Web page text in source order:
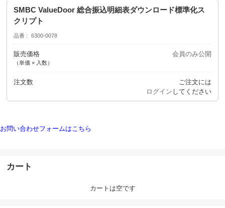
SMBC ValueDoor 総合振込明細表ダウンロード標準化ス
クリプト
品番 6300-0078
販売価格
（単価 × 入数）
会員のみ公開
注文数
ご注文には
ログイン してください
お問い合わせフォームはこちら
カート
カートは空です